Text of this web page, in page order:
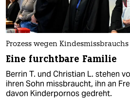
Prozess wegen Kindesmissbrauchs
Eine furchtbare Familie
Berrin T. und Christian L. stehen
ihren Sohn missbraucht, ihn an
davon Kinderpornos gedreht.